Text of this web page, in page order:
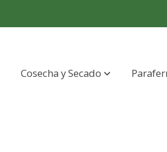
Cosecha y Secado